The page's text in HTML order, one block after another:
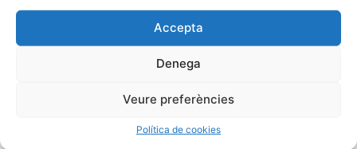
Accepta
Denega
Veure preferències
Política de cookies
1r DE MOSTRADORS Sa Bresca
2n DE MOSTRADORS Dismavi
3r DE MOSTRADORS Comercial Balear